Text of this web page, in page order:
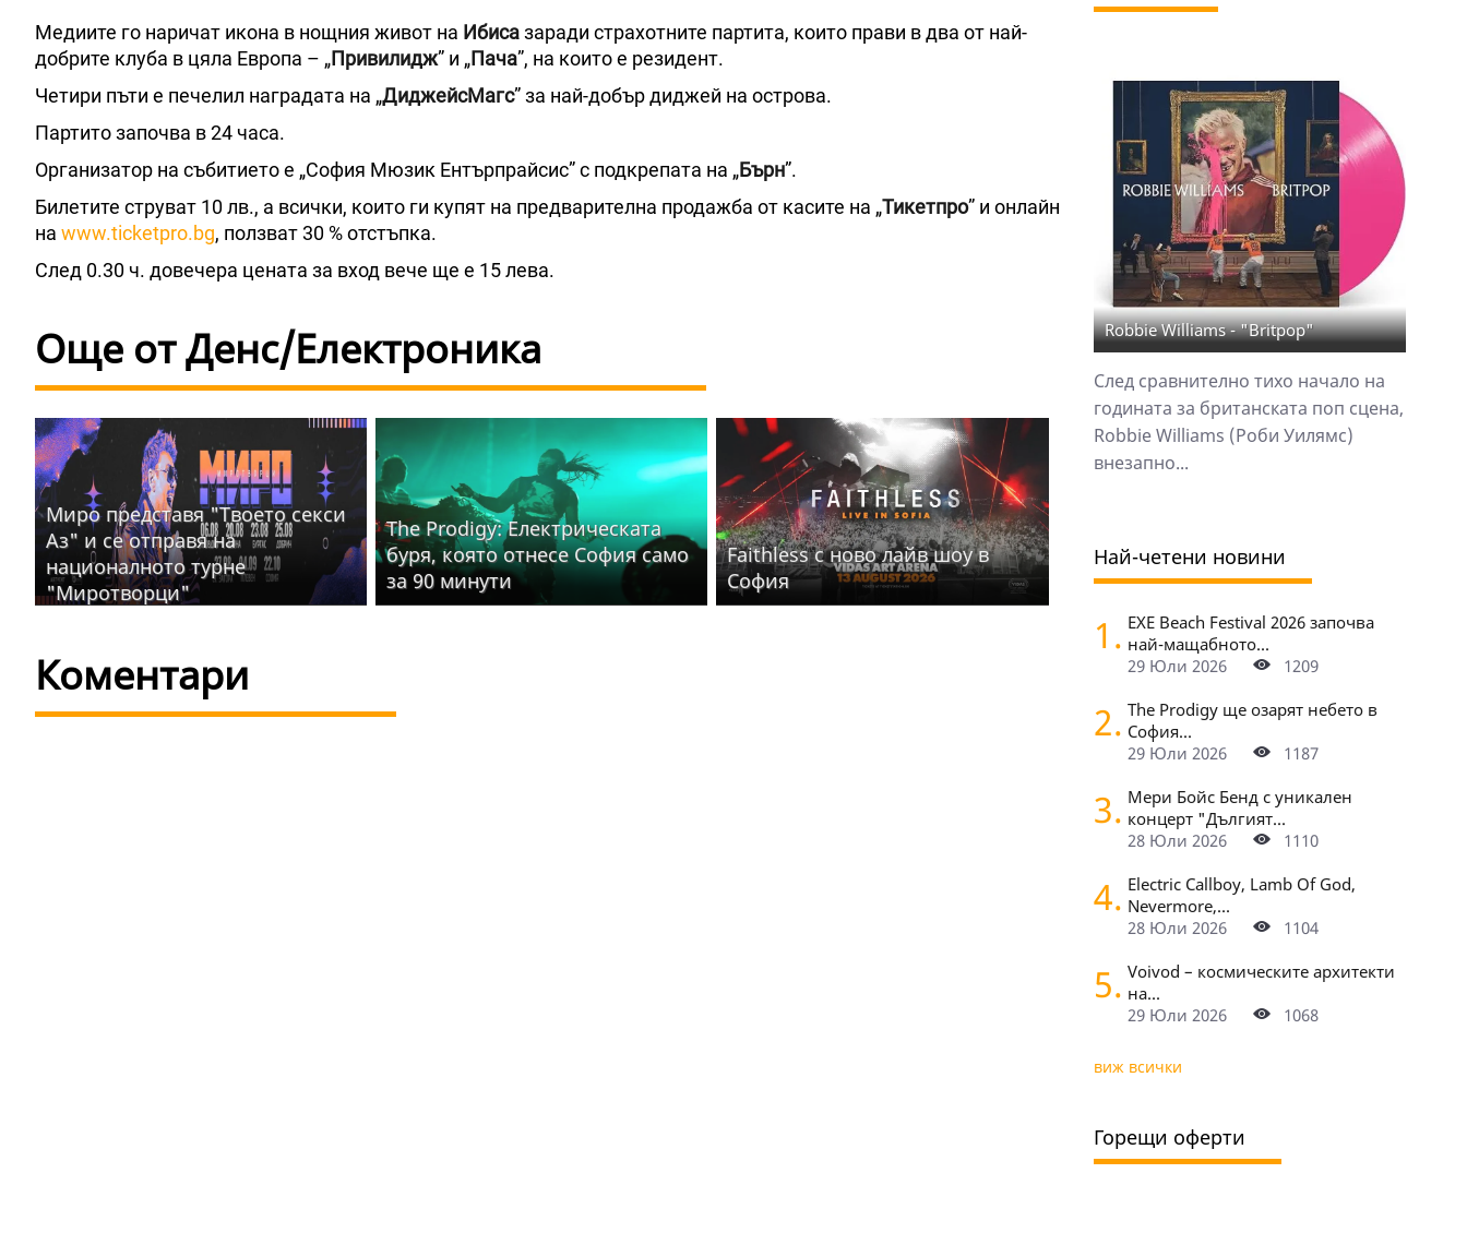
Медиите го наричат икона в нощния живот на Ибисазаради страхотните партита, които прави в два от най-
добрите клуба в цяла Европа – „Привилидж” и „Пача”, на които е резидент.
Четири пъти е печелил наградата на „ДиджейсМагс” за най-добър диджей на острова.
Партито започва в 24 часа.
Организатор на събитието е „София Мюзик Ентърпрайсис” с подкрепата на „Бърн”.
Билетите струват 10 лв., а всички, които ги купят на предварителна продажба от касите на „Тикетпро” и онлайн
на www.ticketpro.bg, ползват 30 % отстъпка.
След 0.30 ч. довечера цената за вход вече ще е 15 лева.
Още от Денс/Електроника
Миро представя "Твоето секси
Аз" и се отправя на
националното турне
"Миротворци"
The Prodigy: Електрическата
буря, която отнесе София само
за 90 минути
Faithless с ново лайв шоу в
София
Коментари
Robbie Williams - "Britpop"
След сравнително тихо начало на
годината за британската поп сцена,
Robbie Williams (Роби Уилямс)
внезапно...
Най-четени новини
1. EXE Beach Festival 2026 започва
най-мащабното...
29 Юли 2026
1209
2. The Prodigy ще озарят небето в
София...
29 Юли 2026
1187
3. Мери Бойс Бенд с уникален
концерт "Дългият...
28 Юли 2026
1110
4. Electric Callboy, Lamb Of God,
Nevermore,...
28 Юли 2026
1104
5. Voivod – космическите архитекти
на...
29 Юли 2026
1068
виж всички
Горещи оферти